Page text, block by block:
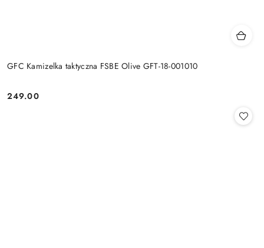
GFC Kamizelka taktyczna FSBE Olive GFT-18-001010
Cena:
249.00